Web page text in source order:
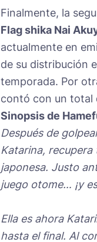
Finalmente, la
Flag shika Nai
actualmente en
de su distribución
temporada. Por
contó con un total
Sinopsis de
Después de
Katarina, recupera
japonesa. Justo
juego otome… ¡y
Ella es ahora
hasta el final. Al